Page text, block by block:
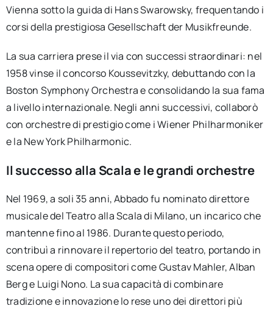
Vienna sotto la guida di Hans Swarowsky, frequentando i
corsi della prestigiosa Gesellschaft der Musikfreunde.
La sua carriera prese il via con successi straordinari: nel
1958 vinse il concorso Koussevitzky, debuttando con la
Boston Symphony Orchestra e consolidando la sua fama
a livello internazionale. Negli anni successivi, collaborò
con orchestre di prestigio come i Wiener Philharmoniker
e la New York Philharmonic.
Il successo alla Scala e le grandi orchestre
Nel 1969, a soli 35 anni, Abbado fu nominato direttore
musicale del Teatro alla Scala di Milano, un incarico che
mantenne fino al 1986. Durante questo periodo,
contribuì a rinnovare il repertorio del teatro, portando in
scena opere di compositori come Gustav Mahler, Alban
Berg e Luigi Nono. La sua capacità di combinare
tradizione e innovazione lo rese uno dei direttori più